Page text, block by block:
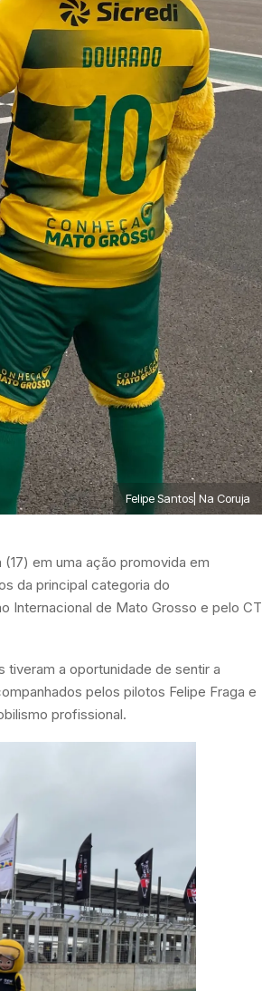
Felipe Santos| Na Coruja
em uma ação promovida em
da principal categoria do
Internacional de Mato Grosso e pelo CT
a oportunidade de sentir a
pelos pilotos Felipe Fraga e
profissional.